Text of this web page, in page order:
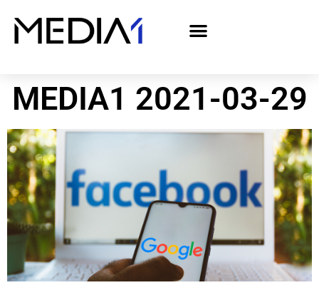
MEDIA1 2021-03-29